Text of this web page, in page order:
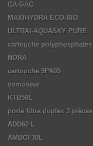
CA-GAC
MAXIHYDRA ECO-BIO
ULTRAI-AQUASKY PURE
cartouche polyphosphates
NORA
cartouche 9PA05
osmoseur
KTB50L
porte filtre duplex 3 pièces
ADD60 L
AMBCF30L